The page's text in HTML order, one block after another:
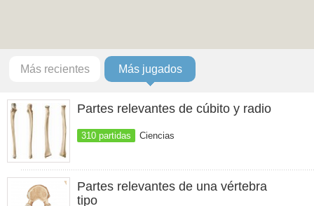
Más recientes Más jugados
Partes relevantes de cúbito y radio
310 partidas Ciencias
Partes relevantes de una vértebra
tipo